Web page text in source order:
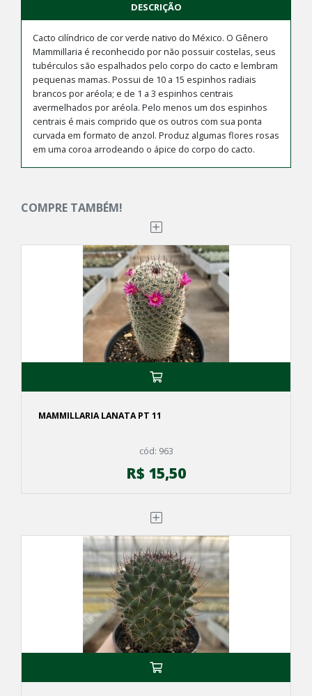
DESCRIÇÃO
Cacto cilíndrico de cor verde nativo do México. O Gênero
Mammillaria é reconhecido por não possuir costelas, seus
tubérculos são espalhados pelo corpo do cacto e lembram
pequenas mamas. Possui de 10 a 15 espinhos radiais
brancos por aréola; e de 1 a 3 espinhos centrais
avermelhados por aréola. Pelo menos um dos espinhos
centrais é mais comprido que os outros com sua ponta
curvada em formato de anzol. Produz algumas flores rosas
em uma coroa arrodeando o ápice do corpo do cacto.
COMPRE TAMBÉM!
MAMMILLARIA LANATA PT 11
cód: 963
R$ 15,50